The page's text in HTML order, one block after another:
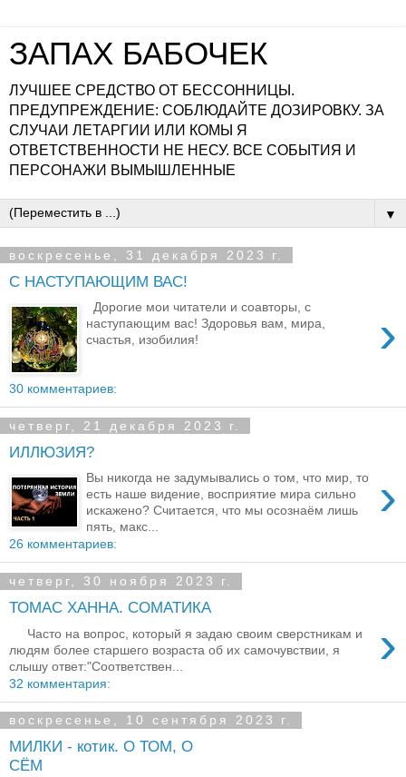
ЗАПАХ БАБОЧЕК
ЛУЧШЕЕ СРЕДСТВО ОТ БЕССОННИЦЫ.
ПРЕДУПРЕЖДЕНИЕ: СОБЛЮДАЙТЕ ДОЗИРОВКУ. ЗА
СЛУЧАИ ЛЕТАРГИИ ИЛИ КОМЫ Я
ОТВЕТСТВЕННОСТИ НЕ НЕСУ. ВСЕ СОБЫТИЯ И
ПЕРСОНАЖИ ВЫМЫШЛЕННЫЕ
▼
воскресенье, 31 декабря 2023 г.
С НАСТУПАЮЩИМ ВАС!
›
Дорогие мои читатели и соавторы, с
наступающим вас! Здоровья вам, мира,
счастья, изобилия!
30 комментариев:
четверг, 21 декабря 2023 г.
ИЛЛЮЗИЯ?
›
Вы никогда не задумывались о том, что мир, то
есть наше видение, восприятие мира сильно
искажено? Считается, что мы осознаём лишь
пять, макс...
26 комментариев:
четверг, 30 ноября 2023 г.
ТОМАС ХАННА. СОМАТИКА
›
Часто на вопрос, который я задаю своим сверстникам и
людям более старшего возраста об их самочувствии, я
слышу ответ:"Соответствен...
32 комментария:
воскресенье, 10 сентября 2023 г.
МИЛКИ - котик. О ТОМ, О
СЁМ